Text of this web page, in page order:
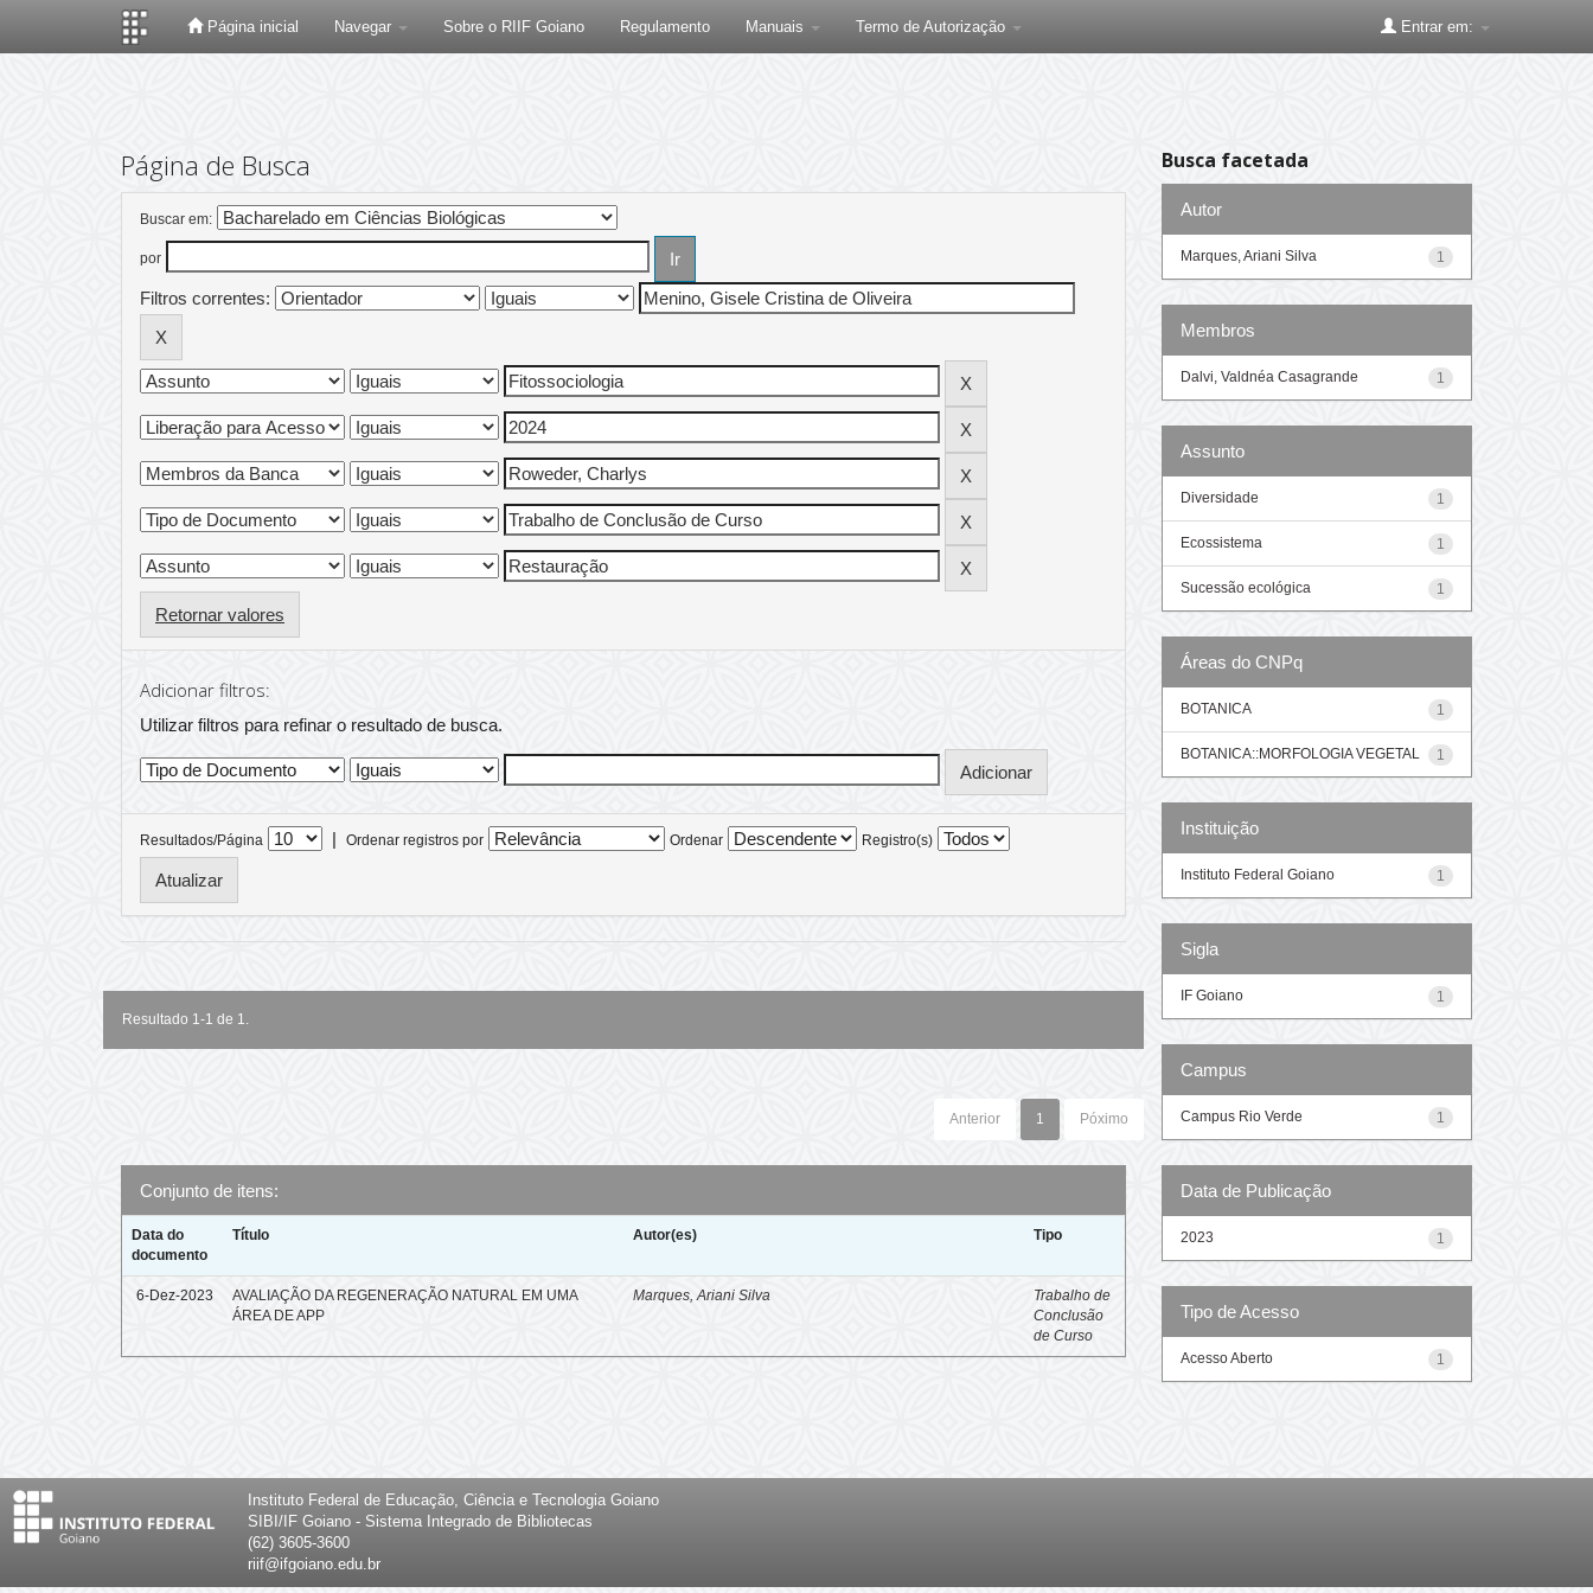
Página inicial Navegar Sobre o RIIF Goiano Regulamento Manuais Termo de Autorização Entrar em:
Página de Busca
Buscar em:
por
Filtros correntes:
Retornar valores
Adicionar filtros:
Utilizar filtros para refinar o resultado de busca.
Resultados/Página | Ordenar registros por Ordenar Registro(s)
Resultado 1-1 de 1.
Anterior 1 Póximo
Conjunto de itens:
Data do
documento
Título Autor(es) Tipo
6-Dez-2023
AVALIAÇÃO DA REGENERAÇÃO NATURAL EM UMA
ÁREA DE APP
Marques, Ariani Silva
Trabalho de
Conclusão
de Curso
Busca facetada
Autor
1
Marques, Ariani Silva
Membros
1
Dalvi, Valdnéa Casagrande
Assunto
1
Diversidade
1
Ecossistema
1
Sucessão ecológica
Áreas do CNPq
1
BOTANICA
1
BOTANICA::MORFOLOGIA VEGETAL
Instituição
1
Instituto Federal Goiano
Sigla
1
IF Goiano
Campus
1
Campus Rio Verde
Data de Publicação
1
2023
Tipo de Acesso
1
Acesso Aberto
Instituto Federal de Educação, Ciência e Tecnologia Goiano
SIBI/IF Goiano - Sistema Integrado de Bibliotecas
(62) 3605-3600
riif@ifgoiano.edu.br